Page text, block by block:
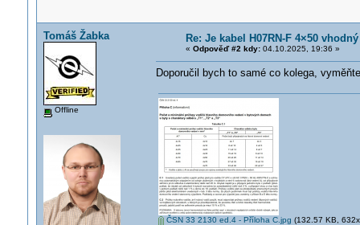
Tomáš Žabka
Offline
Re: Je kabel H07RN-F 4×50
« Odpověď #2 kdy:04.10.2025, 19:36 »
Doporučil bych to samé co kolega,
ČSN 33 2130 ed.4 - Příloha C.jpg (132.57 KB,